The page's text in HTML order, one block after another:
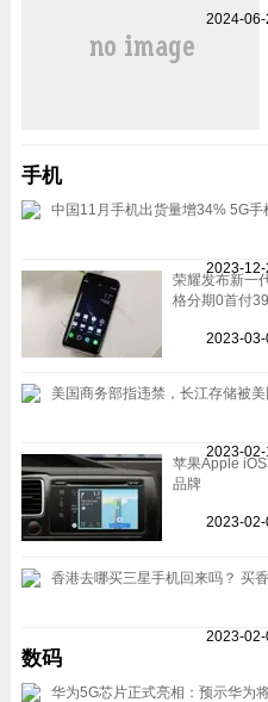
2024-
手机
中国11月手机出货量增34% 5G
2023-
荣耀发布新一
格分期0首付
2023-
美国商务部指违禁，长江存储被
2023-
苹果Apple
品牌
2023-
香港去哪买三星手机回来吗？ 买
2023-02-
数码
华为5G芯片正式亮相：预示华为